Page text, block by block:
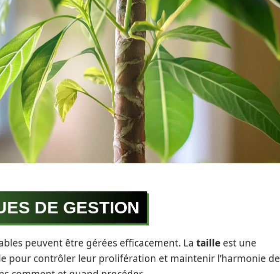
DE GESTION
peuvent être gérées efficacement. La taille est une
pour contrôler leur prolifération et maintenir l’harmonie de